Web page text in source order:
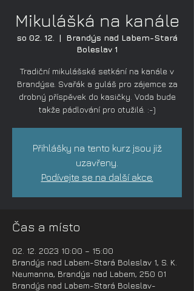
Mikulášká na kanále
so 02. 12.
  |
Brandýs nad Labem-Stará
Boleslav 1
Tradiční mikulášské setkání na kanále v
Brandýse. Svařák a guláš pro zájemce za
drobný příspěvek do kasičky. Voda bude
takže pádlování pro otužilé. :-)
Přihlášky na tento kurz jsou již
uzavřeny.
Podívejte se na další akce.
Čas a místo
02. 12. 2023 10:00 – 15:00
Brandýs nad Labem-Stará Boleslav 1, S. K.
Neumanna, Brandýs nad Labem, 250 01
Brandýs nad Labem-Stará Boleslav-